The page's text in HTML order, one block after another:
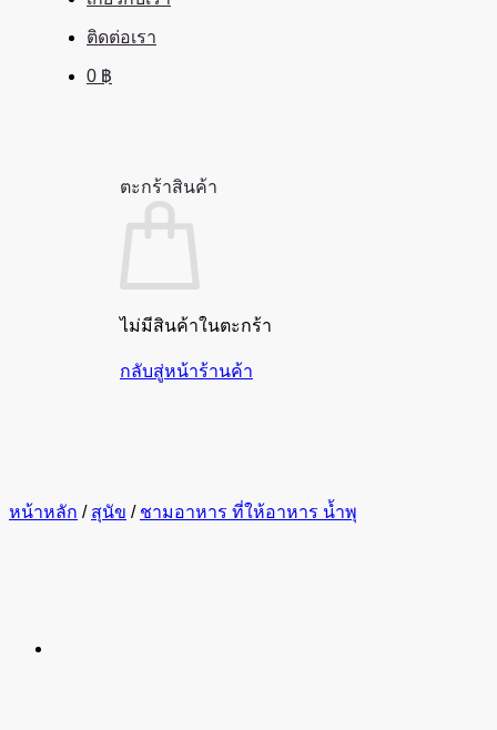
ติดต่อเรา
0 ฿
ตะกร้าสินค้า
ไม่มีสินค้าในตะกร้า
กลับสู่หน้าร้านค้า
หน้าหลัก / สุนัข / ชามอาหาร ที่ให้อาหาร น้ำพุ